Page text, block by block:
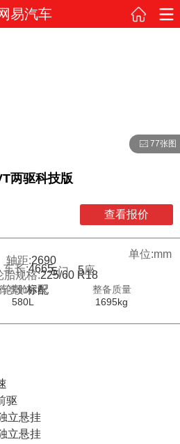
易汽车
77张图
两驱科技版
查看报价
单位:mm
车长:4665 5座
5门
轴距:2690
胎规格:225/60 R18
毂:标配
李舱容积
580L
整备质量
1695kg
驱
立悬挂
立悬挂